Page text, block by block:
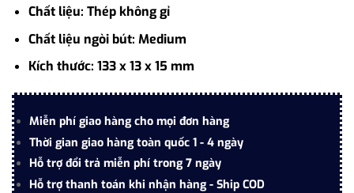
Chất liệu: Thép không gỉ
Chất liệu ngòi bút: Medium
Kích thước: 133 x 13 x 15 mm
Miễn phí giao hàng cho mọi đơn hàng
Thời gian giao hàng toàn quốc 1 - 4 ngày
Hỗ trợ đổi trả miễn phí trong 7 ngày
Hỗ trợ thanh toán khi nhận hàng - Ship COD